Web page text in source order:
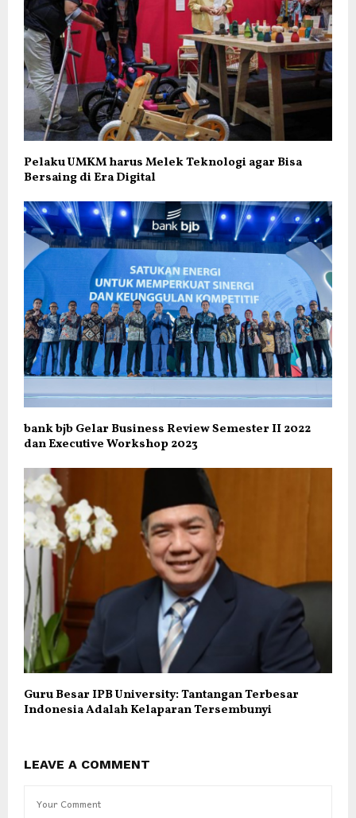
Pelaku UMKM harus Melek Teknologi agar Bisa
Bersaing di Era Digital
bank bjb Gelar Business Review Semester II 2022
dan Executive Workshop 2023
Guru Besar IPB University: Tantangan Terbesar
Indonesia Adalah Kelaparan Tersembunyi
LEAVE A COMMENT